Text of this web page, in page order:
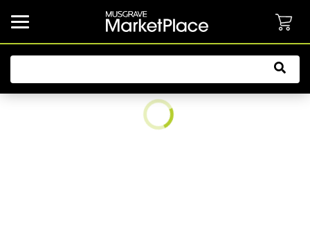
common.button.navbarCollapsed.text